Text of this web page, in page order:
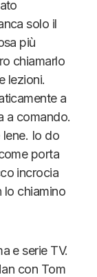
solo il
più
chiamarlo
lezioni.
a
a comando.
Io do
porta
incrocia
lo chiamino
e serie TV.
con Tom